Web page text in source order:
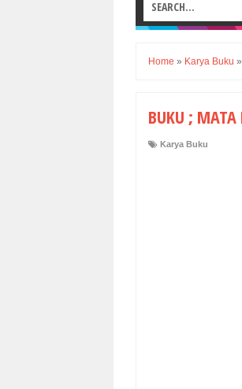
Home » Karya Buku »
BUKU ; MATA
Karya Buku